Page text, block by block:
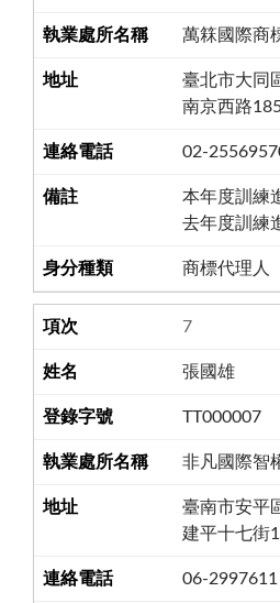
萬箖國際商
臺北市大同
南京西路
02-
本年度訓練
去年度訓練
商標代理人
7
張國雄
TT000007
非凡國際智
臺南市安平
建平十七街
06-2997611